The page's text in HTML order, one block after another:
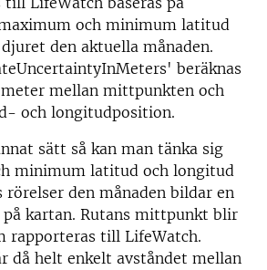
och minimum latitud
den aktuella månaden.
beräknas
mellan mittpunkten och
och longitudposition.
sätt så kan man tänka sig
minimum latitud och longitud
den månaden bildar en
kartan. Rutans mittpunkt blir
rapporteras till LifeWatch.
då helt enkelt avståndet mellan